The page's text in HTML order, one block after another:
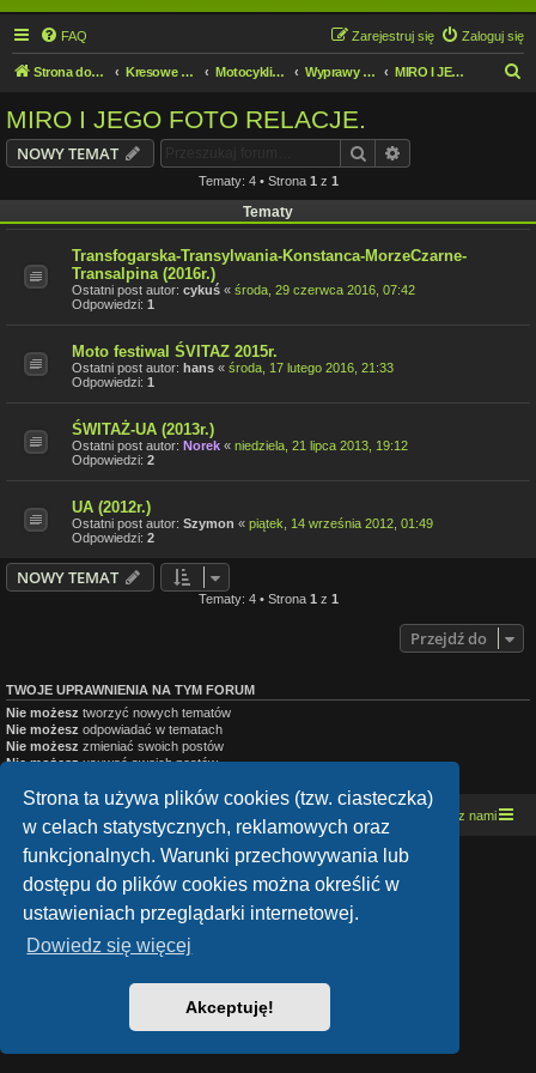
Strona ta używa plików cookies (tzw. ciasteczka)
w celach statystycznych, reklamowych oraz
funkcjonalnych. Warunki przechowywania lub
dostępu do plików cookies można określić w
ustawieniach przeglądarki internetowej.
Dowiedz się więcej
Akceptuję!
FAQ Zaloguj się
Zarejestruj się
Strona domowa Kresowe forum motocyklowe Motocykliści i Motocyklistki Wyprawy motocyklowe MIRO I JEGO FOTO RELACJE.
MIRO I JEGO FOTO RELACJE.
NOWY TEMAT Szukaj
Tematy: 4 • Strona 1 z 1
Tematy
Transfogarska-Transylwania-Konstanca-MorzeCzarne-
Transalpina (2016r.)
Ostatni post autor: cykuś « środa, 29 czerwca 2016, 07:42
Odpowiedzi: 1
Moto festiwal ŚVITAZ 2015r.
Ostatni post autor: hans « środa, 17 lutego 2016, 21:33
Odpowiedzi: 1
ŚWITAŻ-UA (2013r.)
Ostatni post autor: Norek « niedziela, 21 lipca 2013, 19:12
Odpowiedzi: 2
UA (2012r.)
Ostatni post autor: Szymon « piątek, 14 września 2012, 01:49
Odpowiedzi: 2
NOWY TEMAT
Tematy: 4 • Strona 1 z 1
Przejdź do
TWOJE UPRAWNIENIA NA TYM FORUM
Nie możesz tworzyć nowych tematów
Nie możesz odpowiadać w tematach
Nie możesz zmieniać swoich postów
Nie możeszusuwać swoich postów
Kontakt z nami
Lucid Lime style created by
Melvin García
Co-Author:MannixMD
Style Version: 1.1.9
Technologię dostarcza phpBB® Forum Software © phpBB Limited
Zasady ochrony danych osobowych